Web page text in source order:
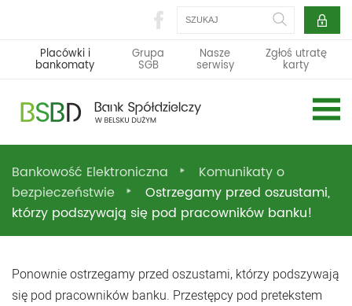
Szukaj
Placówki i
bankomaty
Grupa
SGB
Nasze
serwisy
Zgłoś utratę
karty
Bankowość Elektroniczna
Komunikaty o
bezpieczeństwie
Ostrzegamy przed oszustami,
którzy podszywają się pod pracowników banku!
Ponownie ostrzegamy przed oszustami, którzy podszywają
się pod pracowników banku. Przestępcy pod pretekstem